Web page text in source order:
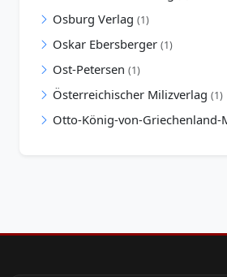
Osburg Verlag (1)
Oskar Ebersberger (1)
Ost-Petersen (1)
Österreichischer Milizverlag (1)
Otto-König-von-Griechenland-